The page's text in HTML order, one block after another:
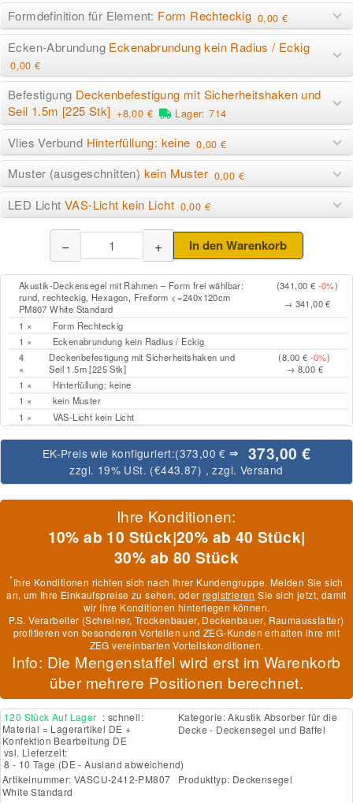
Formdefinition für Element: Form Rechteckig 0,00 €
Ecken-Abrundung Eckenabrundung kein Radius / Eckig
0,00 €
Befestigung Deckenbefestigung mit Sicherheitshaken und
Seil 1.5m [225 Stk] +8,00 € Lager: 714
Vlies Verbund Hinterfüllung: keine 0,00 €
Muster (ausgeschnitten) kein Muster 0,00 €
LED Licht VAS-Licht kein Licht 0,00 €
Akustik-Deckensegel mit Rahmen – Form frei wählbar:
rund, rechteckig, Hexagon, Freiform <=240x120cm
PM807 White Standard
(341,00 € -0%)
→ 341,00 €
1 ×
Form Rechteckig
1 ×
Eckenabrundung kein Radius / Eckig
4
×
Deckenbefestigung mit Sicherheitshaken und
Seil 1.5m [225 Stk]
(8,00 € -0%)
→ 8,00 €
1 ×
Hinterfüllung: keine
1 ×
kein Muster
1 ×
VAS-Licht kein Licht
EK-Preis wie konfiguriert:(373,00 € ⇒ 373,00 €
zzgl. 19% USt. (€443.87) , zzgl. Versand
− + In den Warenkorb
Ihre Konditionen:
10% ab 10 Stück|20% ab 40 Stück|
30% ab 80 Stück
*Ihre Konditionen richten sich nach Ihrer Kundengruppe. Melden Sie sich
an, um Ihre Einkaufspreise zu sehen, oderregistrieren Sie sich jetzt, damit
wir Ihre Konditionen hinterlegen können.
P.S. Verarbeiter (Schreiner, Trockenbauer, Deckenbauer, Raumausstatter)
profitieren von besonderen Vorteilen und ZEG-Kunden erhalten ihre mit
ZEG vereinbarten Vorteilskonditionen.
Info: Die Mengenstaffel wird erst im Warenkorb
über mehrere Positionen berechnet.
120 Stück Auf Lager : schnell:
Material = Lagerartikel DE +
Konfektion Bearbeitung DE
vsl. Lieferzeit:
8 - 10 Tage (DE - Ausland abweichend)
Kategorie:Akustik Absorber für die
Decke - Deckensegel und Baffel
Artikelnummer: VASCU-2412-PM807
White Standard
Produkttyp: Deckensegel